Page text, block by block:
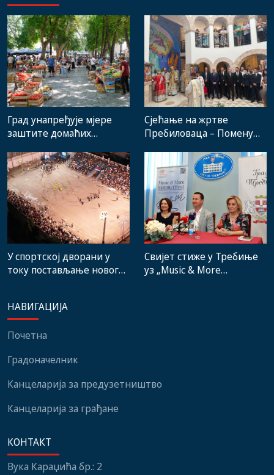
Град унапређује мјере
заштите домаћих
градске пијаце
Сјећање на жртве
Пребиловаца – Помену
представници
институција, локалних
заједница и грађани
У спортској дворани у
току постављање новог
нови мобилијар
Свијет стиже у Требиње
уз „Music & More
НАВИГАЦИЈА
Почетна
Градоначелник
Канцеларија за предузетништво
Канцеларија за грађане
КОНТАКТ
Вука Караџића бр.: 2